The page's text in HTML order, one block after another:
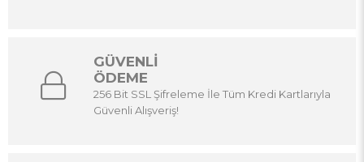
GÜVENLİ
ÖDEME
256 Bit SSL Şifreleme İle Tüm Kredi Kartlarıyla
Güvenli Alışveriş!